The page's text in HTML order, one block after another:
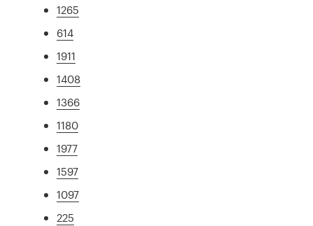
1265
614
1911
1408
1366
1180
1977
1597
1097
225